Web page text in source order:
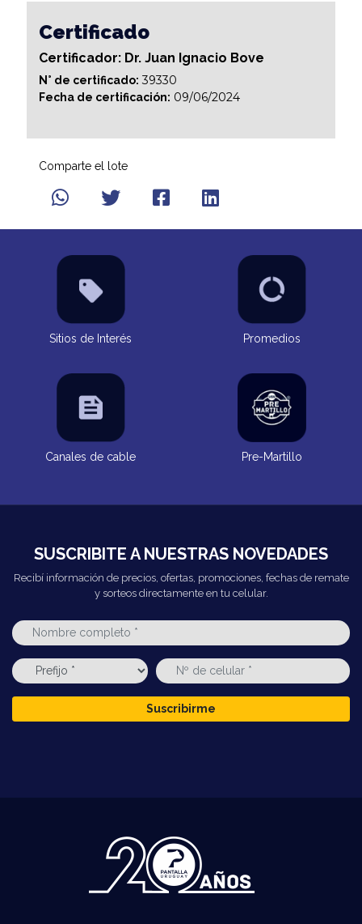
Certificado
Certificador: Dr. Juan Ignacio Bove
N° de certificado: 39330
Fecha de certificación: 09/06/2024
Comparte el lote
Sitios de Interés Promedios
Canales de cable Pre-Martillo
SUSCRIBITE A NUESTRAS NOVEDADES
Recibí información de precios, ofertas, promociones, fechas de remate
y sorteos directamente en tu celular.
Suscribirme